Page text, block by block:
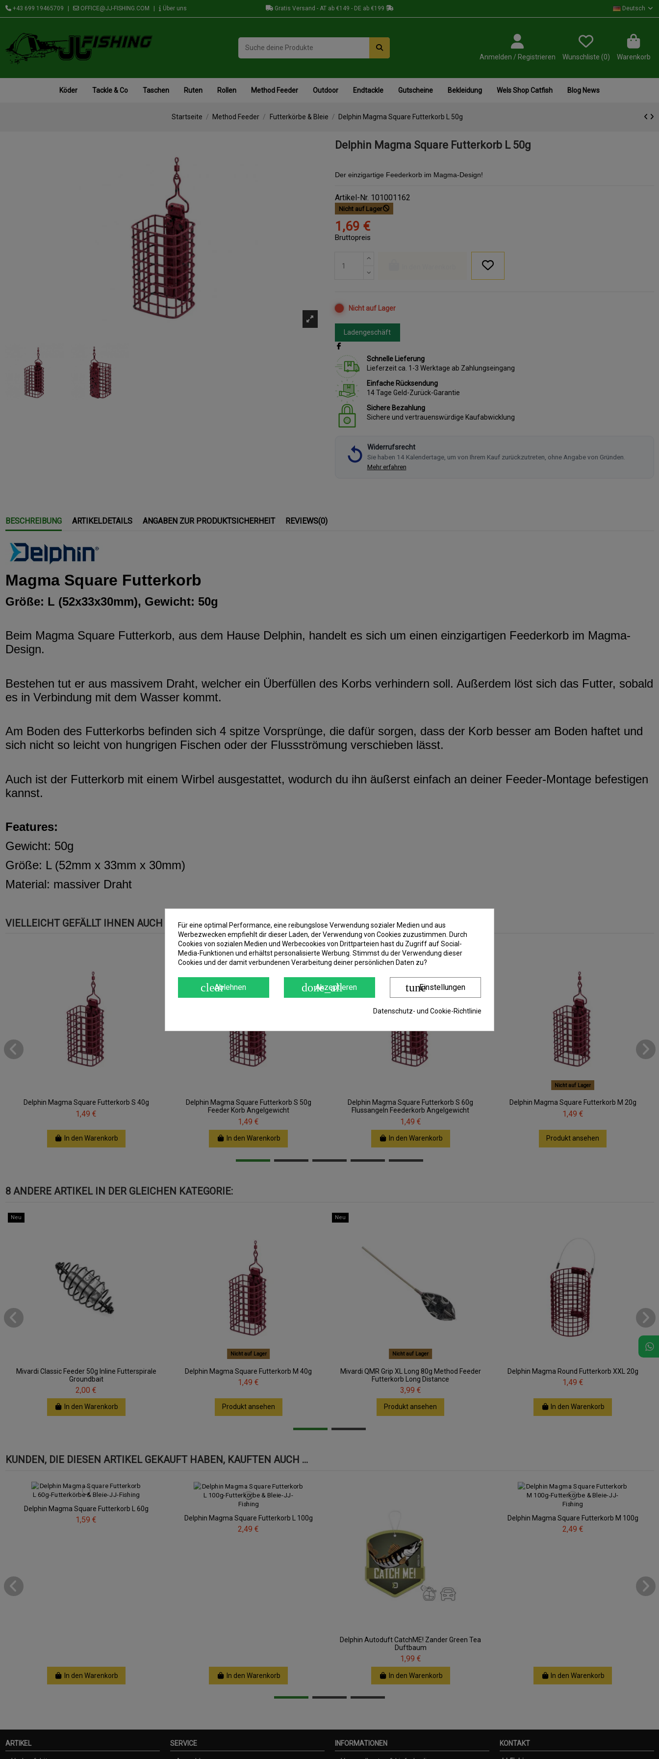
+43 699 19465709 OFFICE@JJ-FISHING.COM Über uns Gratis Versand - AT ab €149 - DE ab €199 Deutsch
Anmelden / Registrieren Wunschliste (0) Warenkorb
Köder Tackle & Co Taschen Ruten Rollen Method Feeder Outdoor Endtackle Gutscheine Bekleidung Wels Shop Catfish Blog News
Startseite Method Feeder Futterkörbe & Bleie Delphin Magma Square Futterkorb L 50g
Delphin Magma Square Futterkorb L 50g
Der einzigartige Feederkorb im Magma-Design!
Artikel-Nr. 101001162
Nicht auf Lager
1,69 €
Bruttopreis
Nicht auf Lager
Ladengeschäft
Schnelle Lieferung
Lieferzeit ca. 1-3 Werktage ab Zahlungseingang
Einfache Rücksendung
14 Tage Geld-Zurück-Garantie
Sichere Bezahlung
Sichere und vertrauenswürdige Kaufabwicklung
Widerrufsrecht
Sie haben 14 Kalendertage, um von Ihrem Kauf zurückzutreten, ohne Angabe von Gründen.
Mehr erfahren
BESCHREIBUNG ARTIKELDETAILS ANGABEN ZUR PRODUKTSICHERHEIT REVIEWS(0)
Magma Square Futterkorb
Größe: L (52x33x30mm), Gewicht: 50g
Beim Magma Square Futterkorb, aus dem Hause Delphin, handelt es sich um einen einzigartigen Feederkorb im Magma-
Design.
Bestehen tut er aus massivem Draht, welcher ein Überfüllen des Korbs verhindern soll. Außerdem löst sich das Futter, sobald
es in Verbindung mit dem Wasser kommt.
Am Boden des Futterkorbs befinden sich 4 spitze Vorsprünge, die dafür sorgen, dass der Korb besser am Boden haftet und
sich nicht so leicht von hungrigen Fischen oder der Flussströmung verschieben lässt.
Auch ist der Futterkorb mit einem Wirbel ausgestattet, wodurch du ihn äußerst einfach an deiner Feeder-Montage befestigen
kannst.
Features:
Gewicht: 50g
Größe: L (52mm x 33mm x 30mm)
Material: massiver Draht
VIELLEICHT GEFÄLLT IHNEN AUCH
Delphin Magma Square Futterkorb S 40g
1,49 €
In den Warenkorb
Delphin Magma Square Futterkorb S 50g
Feeder Korb Angelgewicht
1,49 €
In den Warenkorb
Delphin Magma Square Futterkorb S 60g
Flussangeln Feederkorb Angelgewicht
1,49 €
In den Warenkorb
Nicht auf Lager
Delphin Magma Square Futterkorb M 20g
1,49 €
Produkt ansehen
8 ANDERE ARTIKEL IN DER GLEICHEN KATEGORIE:
Neu
Mivardi Classic Feeder 50g Inline Futterspirale
Groundbait
2,00 €
In den Warenkorb
Nicht auf Lager
Delphin Magma Square Futterkorb M 40g
1,49 €
Produkt ansehen
Neu
Nicht auf Lager
Mivardi QMR Grip XL Long 80g Method Feeder
Futterkorb Long Distance
3,99 €
Produkt ansehen
Delphin Magma Round Futterkorb XXL 20g
1,49 €
In den Warenkorb
KUNDEN, DIE DIESEN ARTIKEL GEKAUFT HABEN, KAUFTEN AUCH ...
Delphin Magma Square Futterkorb L 60g
1,59 €
In den Warenkorb
Delphin Magma Square Futterkorb L 100g
2,49 €
In den Warenkorb
Delphin Autoduft CatchME! Zander Green Tea
Duftbaum
1,99 €
In den Warenkorb
Delphin Magma Square Futterkorb M 100g
2,49 €
In den Warenkorb
ARTIKEL SERVICE INFORMATIONEN KONTAKT
Für eine optimal Performance, eine reibungslose Verwendung sozialer Medien und aus
Werbezwecken empfiehlt dir dieser Laden, der Verwendung von Cookies zuzustimmen. Durch
Cookies von sozialen Medien und Werbecookies von Drittparteien hast du Zugriff auf Social-
Media-Funktionen und erhältst personalisierte Werbung. Stimmst du der Verwendung dieser
Cookies und der damit verbundenen Verarbeitung deiner persönlichen Daten zu?
clearAblehnen done_all
Akzeptieren tuneEinstellungen
Datenschutz- und Cookie-Richtlinie